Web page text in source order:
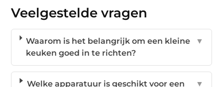
Veelgestelde vragen
Waarom is het belangrijk om een kleine
keuken goed in te richten?
▼
Welke apparatuur is geschikt voor een ▼